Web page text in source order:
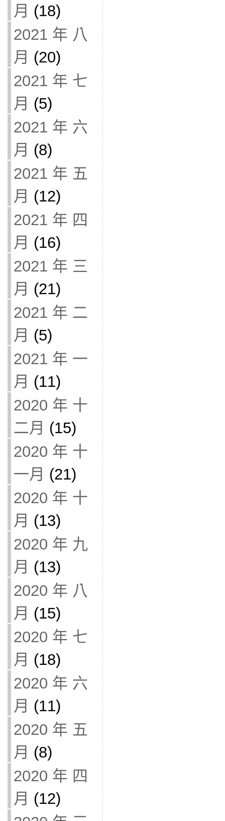
月 (18)
2021 年 八
月 (20)
2021 年 七
月 (5)
2021 年 六
月 (8)
2021 年 五
月 (12)
2021 年 四
月 (16)
2021 年 三
月 (21)
2021 年 二
月 (5)
2021 年 一
月 (11)
2020 年 十
二月 (15)
2020 年 十
一月 (21)
2020 年 十
月 (13)
2020 年 九
月 (13)
2020 年 八
月 (15)
2020 年 七
月 (18)
2020 年 六
月 (11)
2020 年 五
月 (8)
2020 年 四
月 (12)